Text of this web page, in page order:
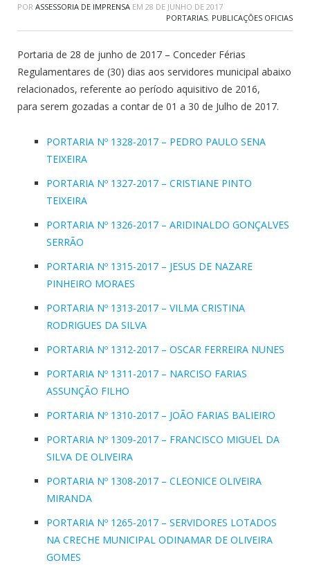
POR ASSESSORIA DE IMPRENSA EM 28 DE JUNHO DE 2017
PORTARIAS, PUBLICAÇÕES OFICIAS
Portaria de 28 de junho de 2017 – Conceder Férias
Regulamentares de (30) dias aos servidores municipal abaixo
relacionados, referente ao período aquisitivo de 2016,
para serem gozadas a contar de 01 a 30 de Julho de 2017.
PORTARIA Nº 1328-2017 – PEDRO PAULO SENA
TEIXEIRA
PORTARIA Nº 1327-2017 – CRISTIANE PINTO
TEIXEIRA
PORTARIA Nº 1326-2017 – ARIDINALDO GONÇALVES
SERRÃO
PORTARIA Nº 1315-2017 – JESUS DE NAZARE
PINHEIRO MORAES
PORTARIA Nº 1313-2017 – VILMA CRISTINA
RODRIGUES DA SILVA
PORTARIA Nº 1312-2017 – OSCAR FERREIRA NUNES
PORTARIA Nº 1311-2017 – NARCISO FARIAS
ASSUNÇÃO FILHO
PORTARIA Nº 1310-2017 – JOÃO FARIAS BALIEIRO
PORTARIA Nº 1309-2017 – FRANCISCO MIGUEL DA
SILVA DE OLIVEIRA
PORTARIA Nº 1308-2017 – CLEONICE OLIVEIRA
MIRANDA
PORTARIA Nº 1265-2017 – SERVIDORES LOTADOS
NA CRECHE MUNICIPAL ODINAMAR DE OLIVEIRA
GOMES